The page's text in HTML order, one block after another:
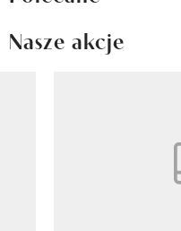
Nasze akcje